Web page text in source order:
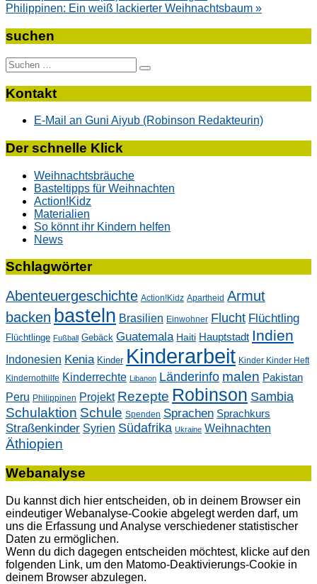
Philippinen: Ein weiß lackierter Weihnachtsbaum »
suchen
Suche
nach:
Kontakt
E-Mail an Guni Aiyub (Robinson Redakteurin)
Der schnelle Klick
Weihnachtsbräuche
Basteltipps für Weihnachten
Action!Kidz
Materialien
So könnt ihr Kindern helfen
News
Schlagwörter
Abenteuergeschichte Action!Kidz Apartheid Armut
backen basteln Brasilien Einwohner Flucht Flüchtling
Flüchtlinge Fußball Gebäck Guatemala Haiti Hauptstadt Indien
Indonesien Kenia Kinder Kinderarbeit Kinder Kinder Heft
Kindernothilfe Kinderrechte Libanon Länderinfo malen Pakistan
Peru Philippinen Projekt Rezepte Robinson Sambia
Schulaktion Schule Spenden Sprachen Sprachkurs
Straßenkinder Syrien Südafrika Ukraine Weihnachten
Äthiopien
Webanalyse
Du kannst dich hier entscheiden, ob in deinem Browser ein
eindeutiger Webanalyse-Cookie abgelegt werden darf, um
uns die Erfassung und Analyse verschiedener statistischer
Daten zu ermöglichen.
Wenn du dich dagegen entscheiden möchtest, klicke auf den
folgenden Link, um den Matomo-Deaktivierungs-Cookie in
deinem Browser abzulegen.